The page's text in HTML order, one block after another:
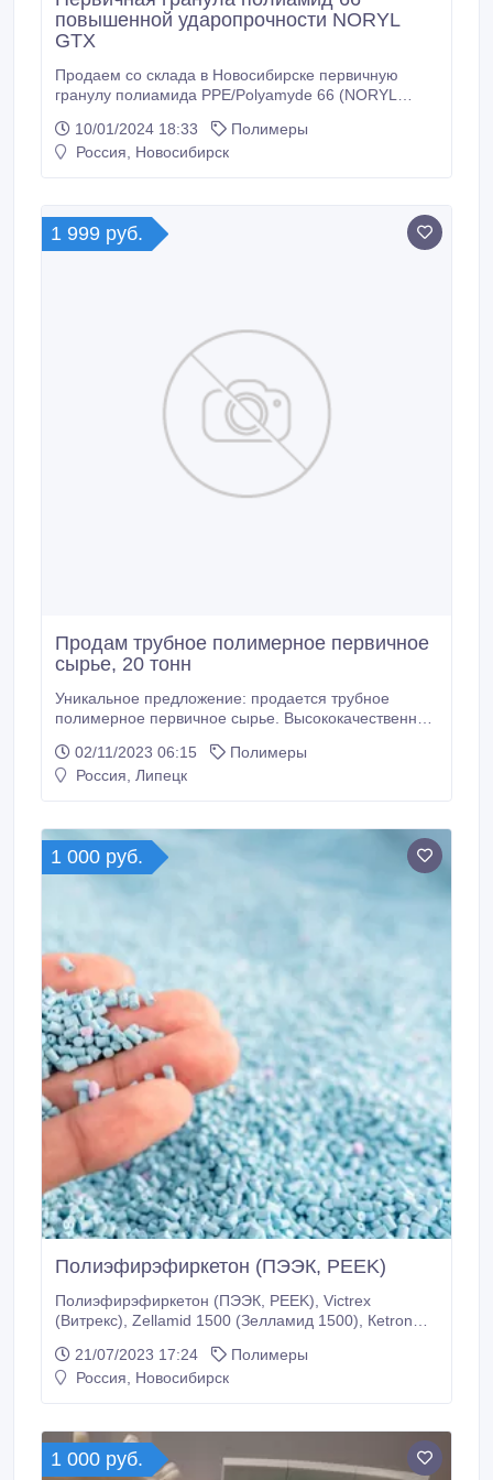
повышенной ударопрочности NORYL
GTX
Продаем со склада в Новосибирске первичную
гранулу полиамида PPE/Polyamyde 66 (NORYL
производства. NORYL GTX Resin GTX902D (SABIC)
- это смесь полиамида 66 и полифениленэфира
химическую стойкость и превосходную
окрашиваемость.
10/01/2024 18:33
Полимеры
Россия, Новосибирск
1 999 руб.
Продам трубное полимерное первичное
сырье, 20 тонн
Уникальное предложение: продается трубное
полимерное первичное сырье. Высококачественное
(03594) от легендарного производителя Сибур
доступно для вас сейчас! Что мы предлагаем: •
02/11/2023 06:15
Полимеры
Россия, Липецк
1 000 руб.
Полиэфирэфиркетон (ПЭЭК, PEEK)
Полиэфирэфиркетон (ПЭЭК, PEEK), Victrex
(Витрекс), Zellamid 1500 (Зелламид 1500), Кetron
Полиэфирэфиркетон, Polyaryletherketon, Aromatic
polyether ketone, Polyetheretherketone, PAEK, PEEK,
«Quadrant»; TecaPEEK — ПЭЭК от немецкой
компании «Ensinger»; SustaPEEK — ПЭЭК от
21/07/2023 17:24
Полимеры
Россия, Новосибирск
1 000 руб.